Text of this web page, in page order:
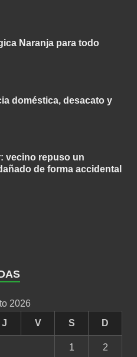
Naranja para todo
doméstica, desacato y
vecino repuso un
de forma accidental
2026
J V S D
1 2